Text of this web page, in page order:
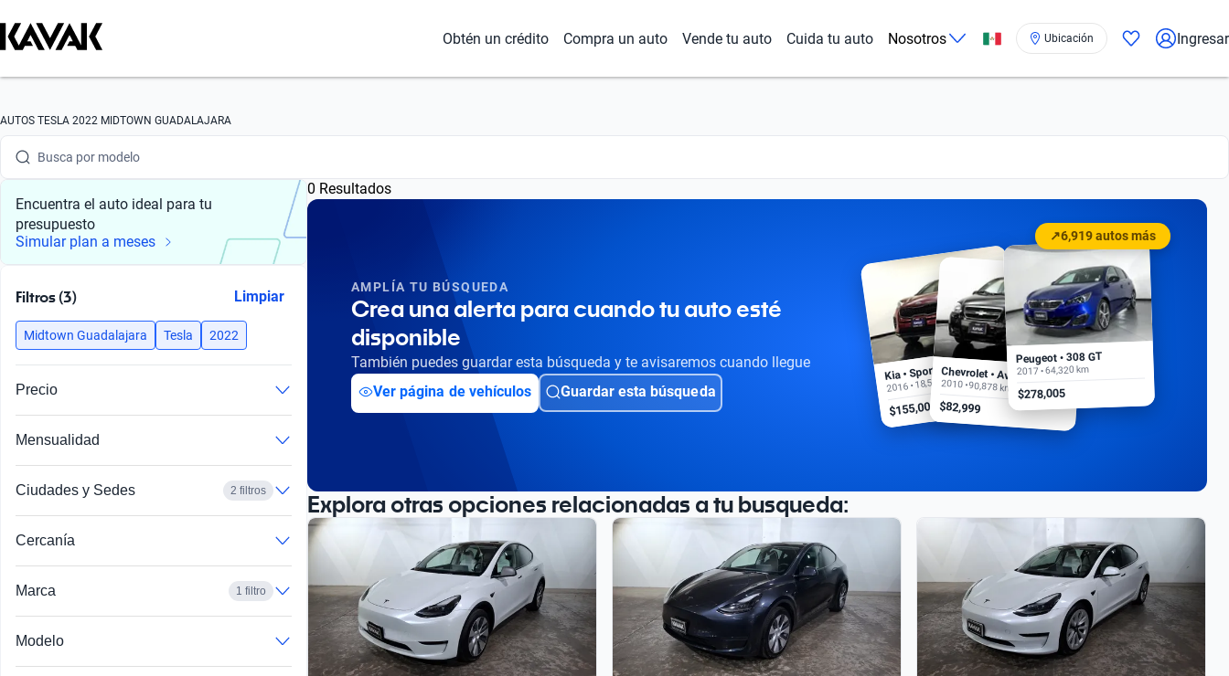
Obtén un crédito Compra un auto Vende tu auto Cuida tu auto Nosotros Ubicación Ingresar
AUTOS TESLA 2022 MIDTOWN GUADALAJARA
Busca por marca
Busca por modelo
Busca por versión
Busca por año
Busca por modelo
Busca por año
Encuentra el auto ideal para tu
presupuesto
Simular plan a meses
Filtros (3) Limpiar
Midtown Guadalajara Tesla 2022
Precio
Mensualidad
Ciudades y Sedes 2 filtros
Cercanía
Marca 1 filtro
Modelo
0 Resultados
AMPLÍA TU BÚSQUEDA
Crea una alerta para cuando tu auto esté
disponible
También puedes guardar esta búsqueda y te avisaremos cuando llegue
Ver página de vehículos
Guardar esta búsqueda
↗6,919 autos más
Kia • Sportage EX
2016 • 18,500 km
$155,000
Chevrolet • Aveo
2010 • 90,878 km
$82,999
Peugeot • 308 GT
2017 • 64,320 km
$278,005
Explora otras opciones relacionadas a tu busqueda: